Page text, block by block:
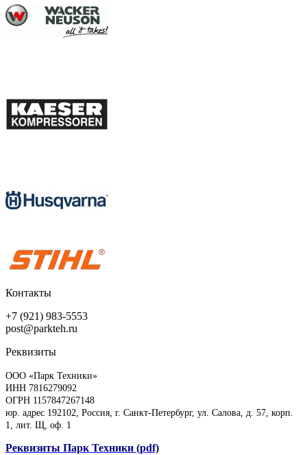
Контакты
+7 (921) 983-5553
post@parkteh.ru
Реквизиты
ООО «Парк Техники»
ИНН 7816279092
ОГРН 1157847267148
юр. адрес 192102, Россия, г. Санкт-Петербург, ул. Салова, д. 57, корп.
1, лит. Щ, оф. 1
Реквизиты Парк Техники (pdf)